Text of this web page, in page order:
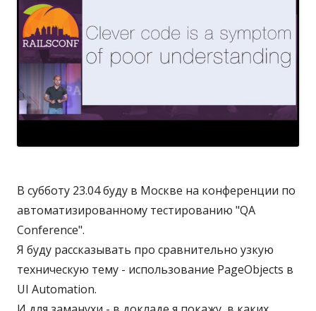
ы
U
т
ы
.
н
а
н
о
В субботу 23.04 буду в Москве на конференции по
автоматизированному тестированию "QA
Conference".
Я буду рассказывать про сравнительно узкую
техническую тему - использование PageObjects в
UI Automation.